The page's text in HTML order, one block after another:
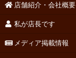
店舗紹介・会社概要
私が店長です
メディア掲載情報